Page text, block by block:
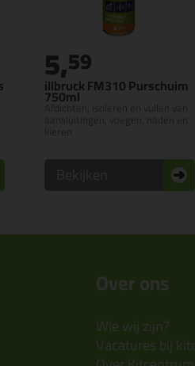
illbruck FM310 Purschuim
750ml
Afdichten, isoleren en vullen van
5,59
Over ons
Wie wij zijn?
Vacatures bij